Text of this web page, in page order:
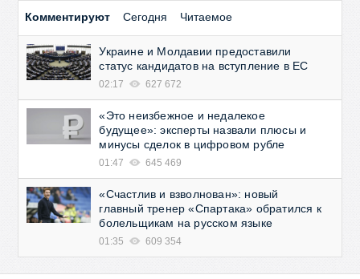
Комментируют Сегодня Читаемое
Украине и Молдавии предоставили
статус кандидатов на вступление в ЕС
02:17 627 672
«Это неизбежное и недалекое
будущее»: эксперты назвали плюсы и
минусы сделок в цифровом рубле
01:47 645 469
«Счастлив и взволнован»: новый
главный тренер «Спартака» обратился к
болельщикам на русском языке
01:35 609 354